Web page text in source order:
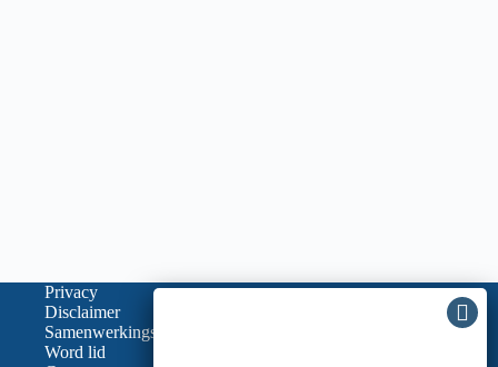
Privacy
Disclaimer
Samenwerkingspartners
Word lid